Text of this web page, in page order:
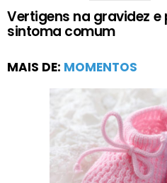
Vertigens na gravidez
sintoma comum
MAIS DE: MOMENTOS